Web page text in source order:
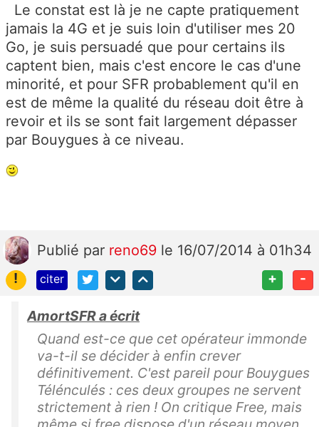
Le constat est là je ne capte pratiquement
jamais la 4G et je suis loin d'utiliser mes 20
Go, je suis persuadé que pour certains ils
captent bien, mais c'est encore le cas d'une
minorité, et pour SFR probablement qu'il en
est de même la qualité du réseau doit être à
revoir et ils se sont fait largement dépasser
par Bouygues à ce niveau.
Publié par reno69 le 16/07/2014 à 01h34
!
citer + -
AmortSFR a écrit
Quand est-ce que cet opérateur immonde
va-t-il se décider à enfin crever
définitivement. C'est pareil pour Bouygues
Télénculés : ces deux groupes ne servent
strictement à rien ! On critique Free, mais